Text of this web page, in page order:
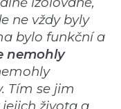
ne vždy byly
bylo funkční a
nemohly
Tím se jim